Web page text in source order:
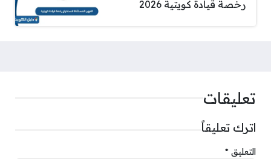
رخصة قيادة كويتية 2026
تعليقات
اترك تعليقاً
التعليق *